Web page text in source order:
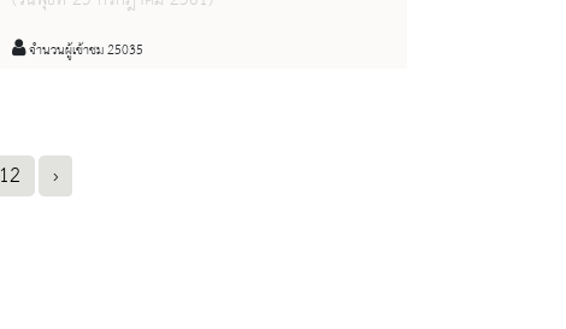
จำนวนผู้เข้าชม 25035
12 ›